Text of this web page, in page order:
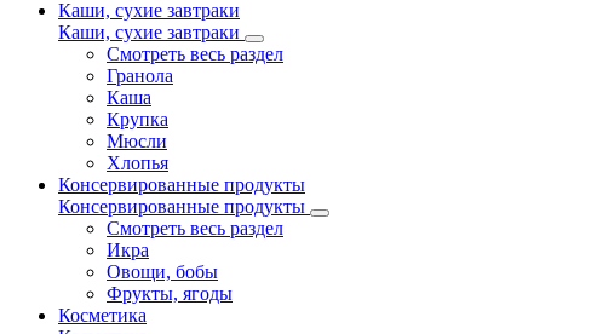
Каши, сухие завтраки
Каши, сухие завтраки
Смотреть весь раздел
Гранола
Каша
Крупка
Мюсли
Хлопья
Консервированные продукты
Консервированные продукты
Смотреть весь раздел
Икра
Овощи, бобы
Фрукты, ягоды
Косметика